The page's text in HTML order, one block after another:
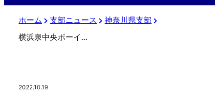
ホーム 支部ニュース
神奈川県支部
横浜泉中央ボーイズ リスト杯初戦 勝利！
2022.10.19